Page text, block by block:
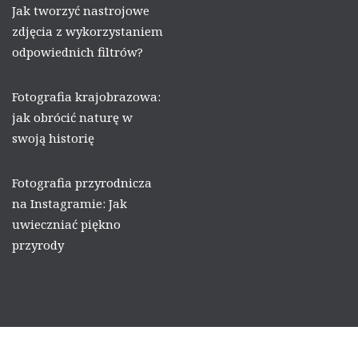
Jak tworzyć nastrojowe
zdjęcia z wykorzystaniem
odpowiednich filtrów?
Fotografia krajobrazowa:
jak obrócić naturę w
swoją historię
Fotografia przyrodnicza
na Instagramie: Jak
uwieczniać piękno
przyrody